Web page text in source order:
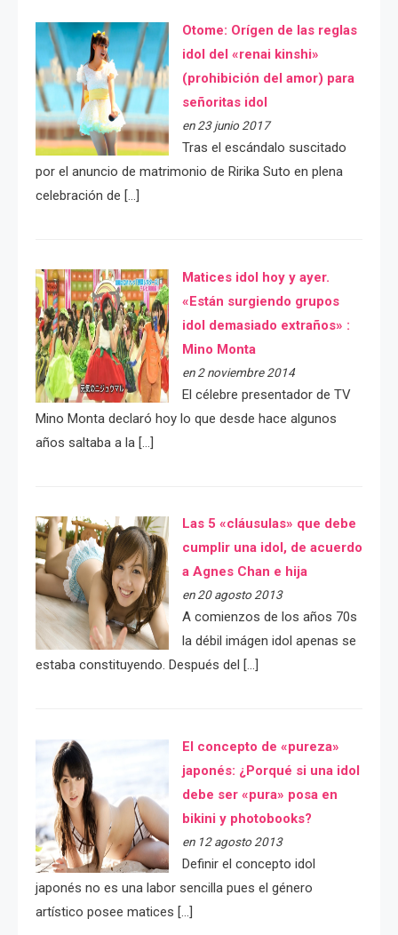
Otome: Orígen de las reglas
idol del «renai kinshi»
(prohibición del amor) para
señoritas idol
en 23 junio 2017
Tras el escándalo suscitado
por el anuncio de matrimonio de Ririka Suto en plena
celebración de […]
Matices idol hoy y ayer.
«Están surgiendo grupos
idol demasiado extraños» :
Mino Monta
en 2 noviembre 2014
El célebre presentador de TV
Mino Monta declaró hoy lo que desde hace algunos
años saltaba a la […]
Las 5 «cláusulas» que debe
cumplir una idol, de acuerdo
a Agnes Chan e hija
en 20 agosto 2013
A comienzos de los años 70s
la débil imágen idol apenas se
estaba constituyendo. Después del […]
El concepto de «pureza»
japonés: ¿Porqué si una idol
debe ser «pura» posa en
bikini y photobooks?
en 12 agosto 2013
Definir el concepto idol
japonés no es una labor sencilla pues el género
artístico posee matices […]